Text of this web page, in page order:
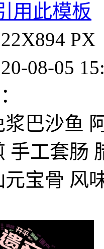
用此模板
PX
08-05
浆巴沙鱼
手工套肠
元宝骨 风